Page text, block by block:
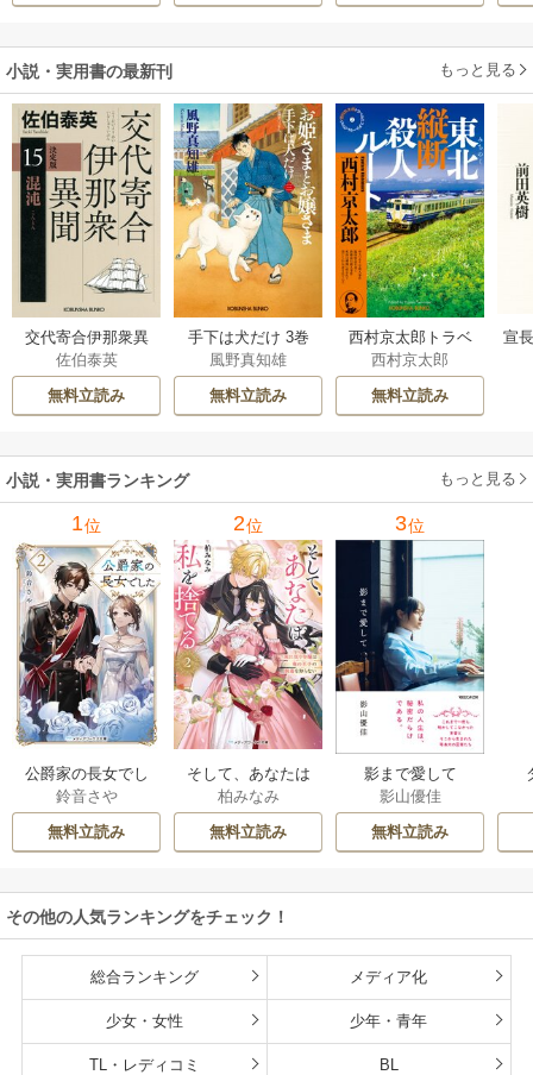
小説・実用書の最新刊 もっと見る
交代寄合伊那衆異
聞 15巻
佐伯泰英
無料立読み
手下は犬だけ 3巻
風野真知雄
無料立読み
西村京太郎トラベ
ルミステリー・セ
レクション 2巻
西村京太郎
無料立読み
宣
小説・実用書ランキング もっと見る
1位
公爵家の長女でし
た
鈴音さや
無料立読み
2位
そして、あなたは
私を捨てる
柏みなみ
無料立読み
3位
影まで愛して
影山優佳
無料立読み
その他の人気ランキングをチェック！
総合ランキング メディア化
少女・女性 少年・青年
TL・レディコミ BL